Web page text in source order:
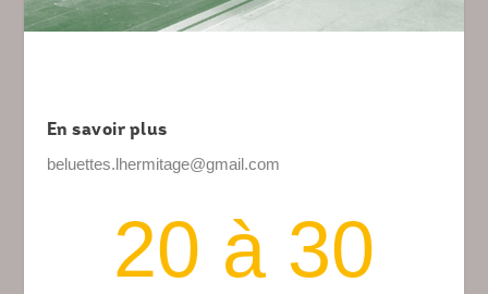
En savoir plus
beluettes.lhermitage@gmail.com
20 à 30